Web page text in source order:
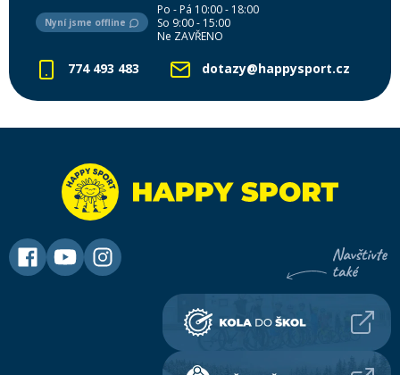
Nyní jsme offline
Po - Pá 10:00 - 18:00
So 9:00 - 15:00
Ne ZAVŘENO
774 493 483 dotazy@happysport.cz